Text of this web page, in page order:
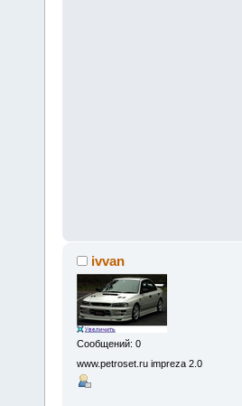
ivvan
Сообщений: 0
www.petroset.ru impreza 2.0